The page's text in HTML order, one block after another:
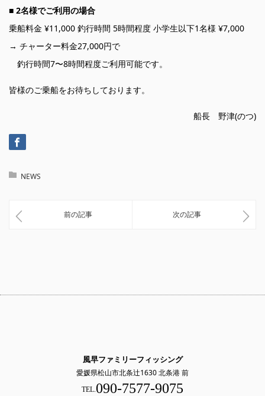
■ 2名様でご利用の場合
乗船料金 ¥11,000 釣行時間 5時間程度 小学生以下1名様 ¥7,000
→ チャーター料金27,000円で
釣行時間7〜8時間程度ご利用可能です。
皆様のご乗船をお待ちしております。
船長 野津(のつ)
NEWS
前の記事 次の記事
風早ファミリーフィッシング
愛媛県松山市北条辻1630 北条港 前
TEL.090-7577-9075